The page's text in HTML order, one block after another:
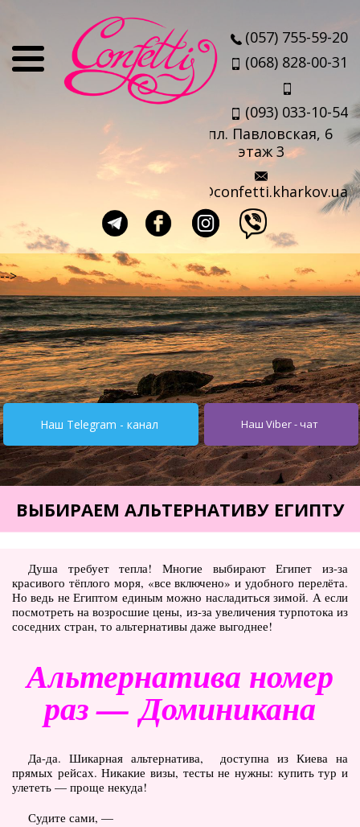
Отзывы
Выезд агента
Прокат чемоданов
Такси в аэропорт
Travel-sim
Страны
Турция от $195
Кипр от $251
Египет от $252
Тунис от $245
Италия от $355
Болгария от $62
ОАЭ от $345
Украина от $11
Горящие туры
Автобусные туры
Полезно
Журнал ярких путешествий
(блог)
(057) 755-59-20
(068) 828-00-31
(093) 033-10-54
пл. Павловская, 6
этаж 3
info@confetti.kharkov.ua
-->
Наш Telegram - канал Наш Viber - чат
ВЫБИРАЕМ АЛЬТЕРНАТИВУ ЕГИПТУ
Душа требует тепла! Многие выбирают Египет из-за
красивого тёплого моря, «все включено» и удобного перелёта.
Но ведь не Египтом единым можно насладиться зимой. А если
посмотреть на возросшие цены, из-за увеличения турпотока из
соседних стран, то альтернативы даже выгоднее!
Альтернатива номер
раз — Доминикана
Да-да. Шикарная альтернатива, доступна из Киева на
прямых рейсах. Никакие визы, тесты не нужны: купить тур и
улететь — проще некуда!
Судите сами, —